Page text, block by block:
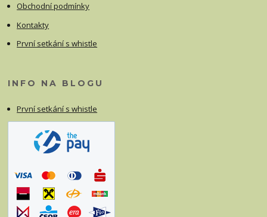
Obchodní podmínky
Kontakty
První setkání s whistle
INFO NA BLOGU
První setkání s whistle